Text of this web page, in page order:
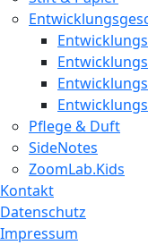
Pflege & Duft
SideNotes
ZoomLab.Kids
Kontakt
Datenschutz
Impressum